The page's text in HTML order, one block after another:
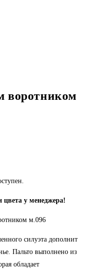
воротником
цвета у менеджера!
м.096
силуэта дополнит
Пальто выполнено из
обладает